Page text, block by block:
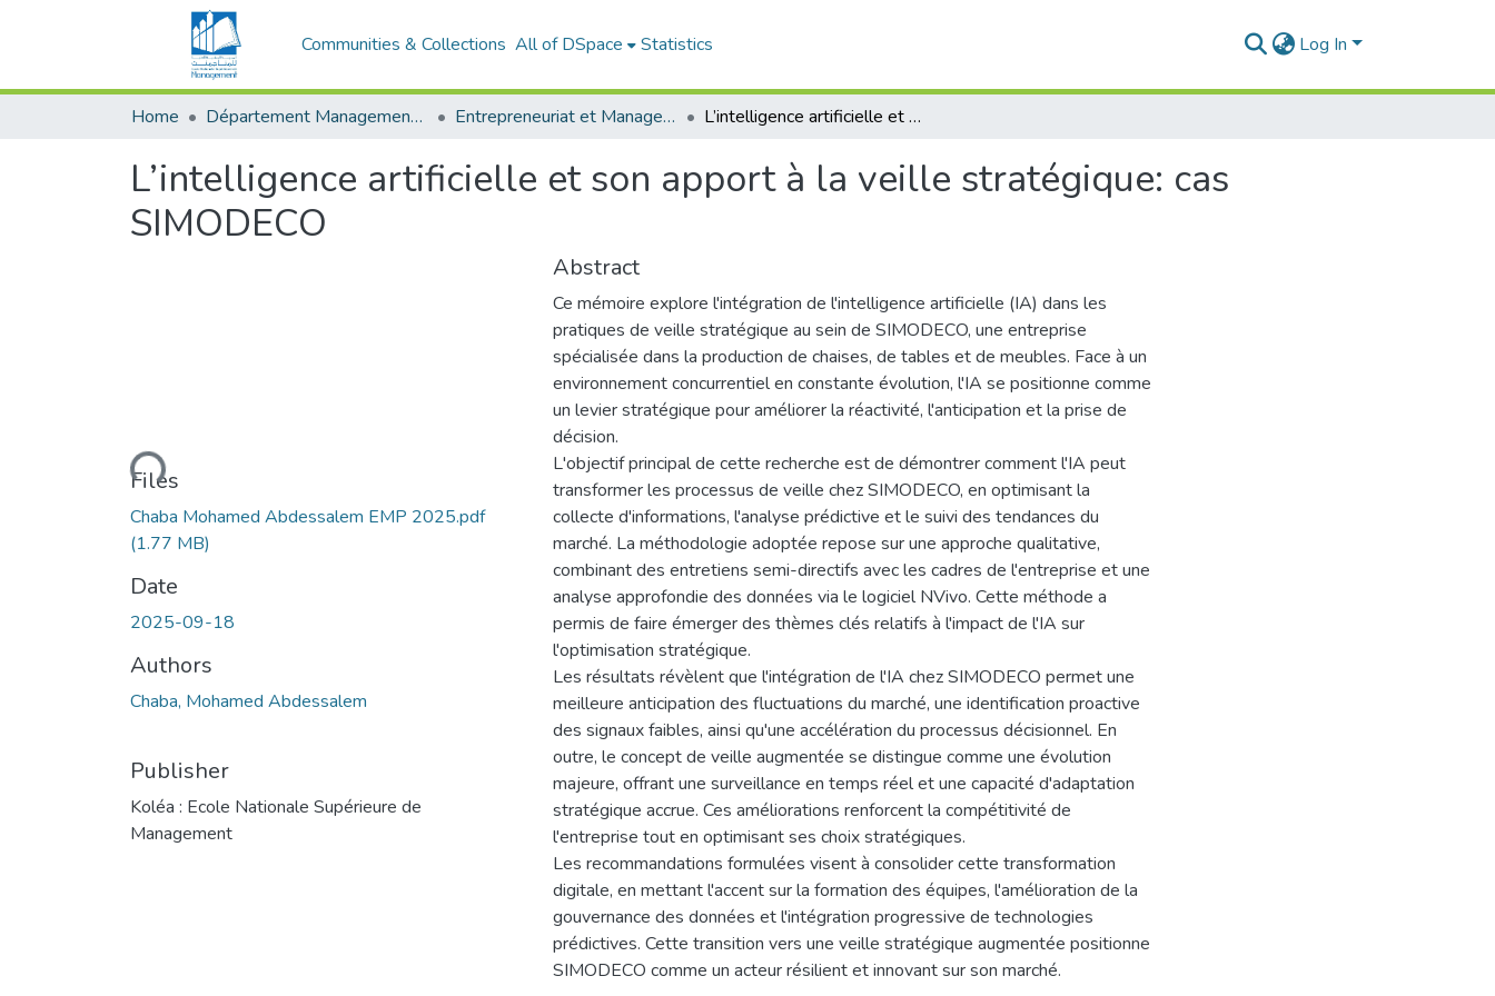
Communities & Collections All of DSpace Statistics Log In
Home Département Management et Entrepreneuriat Entrepreneuriat et Management de Projets (EMP) L’intelligence artificielle et son apport à la veille stratégique: cas SIMODECO
L’intelligence artificielle et son apport à la veille stratégique: cas
SIMODECO
Loading...
Files
Chaba Mohamed Abdessalem EMP 2025.pdf
(1.77 MB)
Date
2025-09-18
Authors
Chaba, Mohamed Abdessalem
Publisher
Koléa : Ecole Nationale Supérieure de
Management
Abstract
Ce mémoire explore l'intégration de l'intelligence artificielle (IA) dans les
pratiques de veille stratégique au sein de SIMODECO, une entreprise
spécialisée dans la production de chaises, de tables et de meubles. Face à un
environnement concurrentiel en constante évolution, l'IA se positionne comme
un levier stratégique pour améliorer la réactivité, l'anticipation et la prise de
décision.
L'objectif principal de cette recherche est de démontrer comment l'IA peut
transformer les processus de veille chez SIMODECO, en optimisant la
collecte d'informations, l'analyse prédictive et le suivi des tendances du
marché. La méthodologie adoptée repose sur une approche qualitative,
combinant des entretiens semi-directifs avec les cadres de l'entreprise et une
analyse approfondie des données via le logiciel NVivo. Cette méthode a
permis de faire émerger des thèmes clés relatifs à l'impact de l'IA sur
l'optimisation stratégique.
Les résultats révèlent que l'intégration de l'IA chez SIMODECO permet une
meilleure anticipation des fluctuations du marché, une identification proactive
des signaux faibles, ainsi qu'une accélération du processus décisionnel. En
outre, le concept de veille augmentée se distingue comme une évolution
majeure, offrant une surveillance en temps réel et une capacité d'adaptation
stratégique accrue. Ces améliorations renforcent la compétitivité de
l'entreprise tout en optimisant ses choix stratégiques.
Les recommandations formulées visent à consolider cette transformation
digitale, en mettant l'accent sur la formation des équipes, l'amélioration de la
gouvernance des données et l'intégration progressive de technologies
prédictives. Cette transition vers une veille stratégique augmentée positionne
SIMODECO comme un acteur résilient et innovant sur son marché.